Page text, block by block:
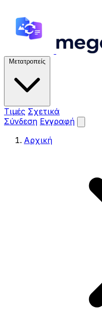
Μετατροπείς
Τιμές Σχετικά
Σύνδεση Εγγραφή
Αρχική